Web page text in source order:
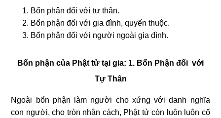
Bổn phận đối với tự thân.
Bổn phận đối với gia đình, quyến thuộc.
Bổn phận đối với người ngoài gia đình.
Bổn phận của Phật tử tại gia: 1. Bổn Phận đối với
Tự Thân
Ngoài bổn phận làm người cho xứng với danh nghĩa
con người, cho tròn nhân cách, Phật tử còn luôn luôn cố